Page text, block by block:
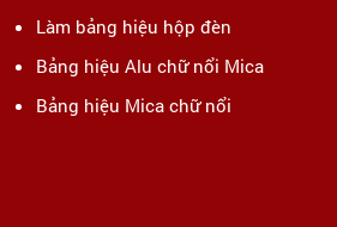
Làm bảng hiệu hộp đèn
Bảng hiệu Alu chữ nổi Mica
Bảng hiệu Mica chữ nổi